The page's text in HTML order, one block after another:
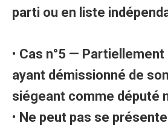
parti ou en liste
• Cas n°5 — Partiellement
ayant démissionné de
siégeant comme député
• Ne peut pas se